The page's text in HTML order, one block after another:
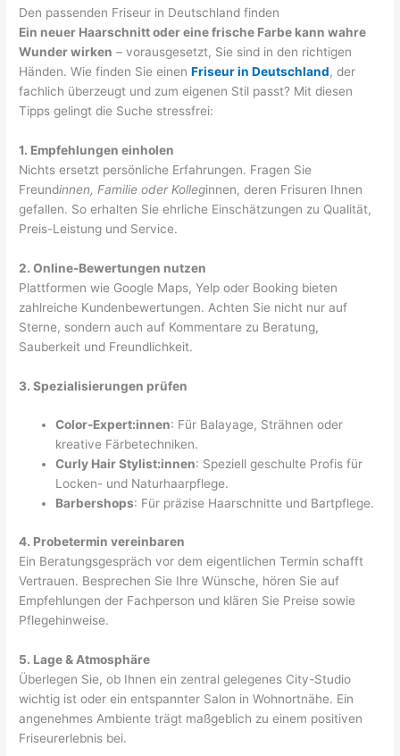
Den passenden Friseur in Deutschland finden
Ein neuer Haarschnitt oder eine frische Farbe kann wahre
Wunder wirken – vorausgesetzt, Sie sind in den richtigen
Händen. Wie finden Sie einenFriseur in Deutschland, der
fachlich überzeugt und zum eigenen Stil passt? Mit diesen
Tipps gelingt die Suche stressfrei:
1. Empfehlungen einholen
Nichts ersetzt persönliche Erfahrungen. Fragen Sie
Freundinnen, Familie oder Kolleginnen, deren Frisuren Ihnen
gefallen. So erhalten Sie ehrliche Einschätzungen zu Qualität,
Preis-Leistung und Service.
2. Online-Bewertungen nutzen
Plattformen wie Google Maps, Yelp oder Booking bieten
zahlreiche Kundenbewertungen. Achten Sie nicht nur auf
Sterne, sondern auch auf Kommentare zu Beratung,
Sauberkeit und Freundlichkeit.
3. Spezialisierungen prüfen
Color-Expert:innen: Für Balayage, Strähnen oder
kreative Färbetechniken.
Curly Hair Stylist:innen: Speziell geschulte Profis für
Locken- und Naturhaarpflege.
Barbershops: Für präzise Haarschnitte und Bartpflege.
4. Probetermin vereinbaren
Ein Beratungsgespräch vor dem eigentlichen Termin schafft
Vertrauen. Besprechen Sie Ihre Wünsche, hören Sie auf
Empfehlungen der Fachperson und klären Sie Preise sowie
Pflegehinweise.
5. Lage & Atmosphäre
Überlegen Sie, ob Ihnen ein zentral gelegenes City-Studio
wichtig ist oder ein entspannter Salon in Wohnortnähe. Ein
angenehmes Ambiente trägt maßgeblich zu einem positiven
Friseurerlebnis bei.